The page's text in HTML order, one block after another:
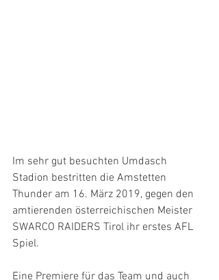
Im sehr gut besuchten Umdasch
Stadion bestritten die Amstetten
Thunder am 16. März 2019, gegen den
amtierenden österreichischen Meister
SWARCO RAIDERS Tirol ihr erstes AFL
Spiel.
Eine Premiere für das Team und auch